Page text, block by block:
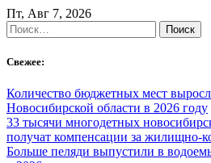
Skip
to
content
Пт, Авг 7, 2026
Найти:
Свежее:
Количество бюджетных мест
Новосибирской области в 2026 году
33 тысячи многодетных
получат компенсации за жилищно-
Больше пеляди выпустили в